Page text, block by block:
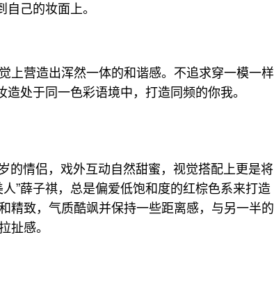
己的妆面上。
上营造出浑然一体的和谐感。不追求穿一模一样
造处于同一色彩语境中，打造同频的你我。
的情侣，戏外互动自然甜蜜，视觉搭配上更是将
”薛子祺，总是偏爱低饱和度的红棕色系来打造
精致，气质酷飒并保持一些距离感，与另一半的
扯感。